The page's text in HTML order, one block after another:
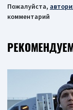
Пожалуйста,
комментарий